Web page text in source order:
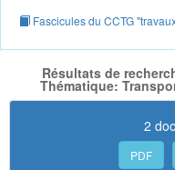
Fascicules du CCTG
Résultats de
Thématique:
2
PDF